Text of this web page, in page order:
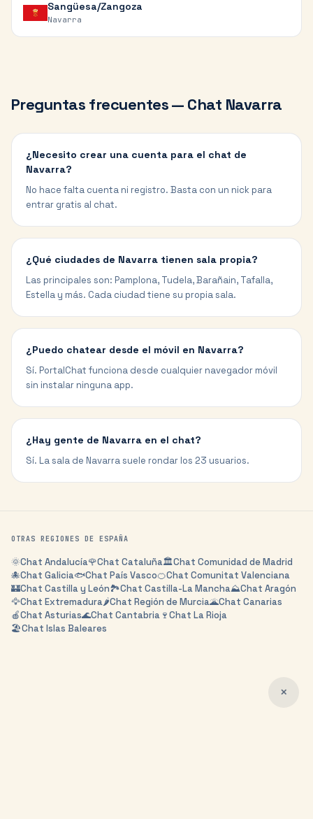
Sangüesa/Zangoza
Navarra
Preguntas frecuentes — Chat Navarra
¿Necesito crear una cuenta para el chat de
Navarra?
No hace falta cuenta ni registro. Basta con un nick para
entrar gratis al chat.
¿Qué ciudades de Navarra tienen sala propia?
Las principales son: Pamplona, Tudela, Barañain, Tafalla,
Estella y más. Cada ciudad tiene su propia sala.
¿Puedo chatear desde el móvil en Navarra?
Sí. PortalChat funciona desde cualquier navegador móvil
sin instalar ninguna app.
¿Hay gente de Navarra en el chat?
Sí. La sala de Navarra suele rondar los 23 usuarios.
OTRAS REGIONES DE ESPAÑA
🌞Chat Andalucía🌹Chat Cataluña🏛️Chat Comunidad de Madrid
🐙Chat Galicia🐟Chat País Vasco🍊Chat Comunitat Valenciana
🏰Chat Castilla y León🏞️Chat Castilla-La Mancha⛰️Chat Aragón
🦅Chat Extremadura🌶️Chat Región de Murcia🌋Chat Canarias
🍎Chat Asturias🌊Chat Cantabria 🍷Chat La Rioja
🏖️Chat Islas Baleares
✕